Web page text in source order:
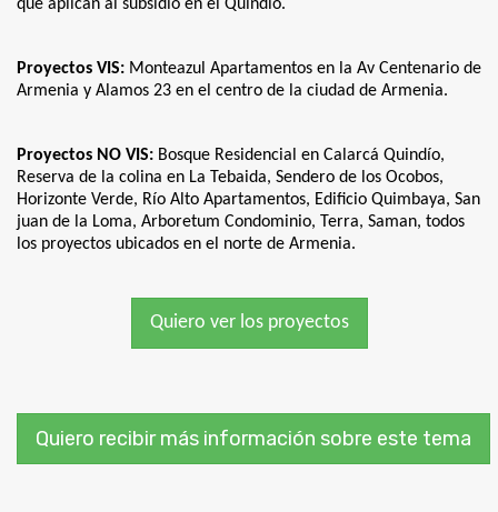
que aplican al subsidio en el Quindio.
Proyectos VIS: Monteazul Apartamentos en la Av Centenario de
Armenia y Alamos 23 en el centro de la ciudad de Armenia.
Proyectos NO VIS: Bosque Residencial en Calarcá Quindío,
Reserva de la colina en La Tebaida, Sendero de los Ocobos,
Horizonte Verde, Río Alto Apartamentos, Edificio Quimbaya, San
juan de la Loma, Arboretum Condominio, Terra, Saman, todos
los proyectos ubicados en el norte de Armenia.
Quiero ver los proyectos
Quiero recibir más información sobre este tema